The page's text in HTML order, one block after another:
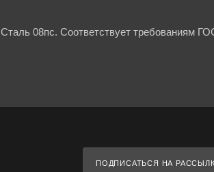
08пс. Соответствует требованиям
ПОДПИСАТЬСЯ НА